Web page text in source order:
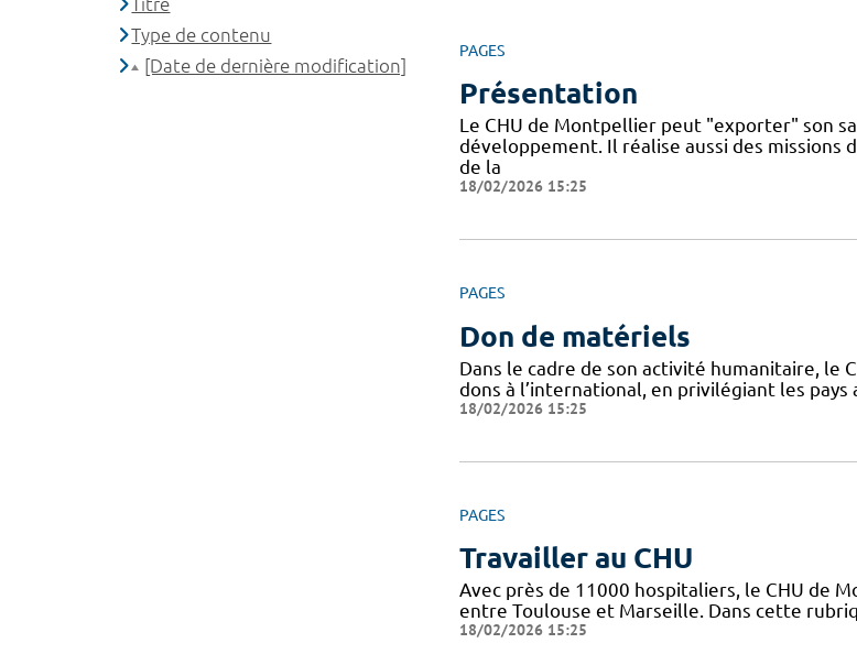
PAGES
Présentation
Le CHU de Montpellier peut "exporter" son
développement. Il réalise aussi des
de la
18/02/2026 15:25
PAGES
Don de matériels
Dans le cadre de son activité humanitaire, le
dons à l’international, en privilégiant les
18/02/2026 15:25
PAGES
Travailler au CHU
Avec près de 11000 hospitaliers, le CHU de
entre Toulouse et Marseille. Dans cette
18/02/2026 15:25
Type de contenu
[Date de dernière modification]